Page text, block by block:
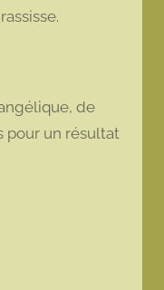
de
pour un résultat